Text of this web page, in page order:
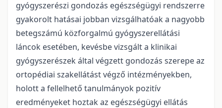
gyógyszerészi gondozás egészségügyi rendszerre
gyakorolt hatásai jobban vizsgálhatóak a nagyobb
betegszámú közforgalmú gyógyszerellátási
láncok esetében, kevésbe vizsgált a klinikai
gyógyszerészek által végzett gondozás szerepe az
ortopédiai szakellátást végző intézményekben,
holott a fellelhető tanulmányok pozitív
eredményeket hoztak az egészségügyi ellátás